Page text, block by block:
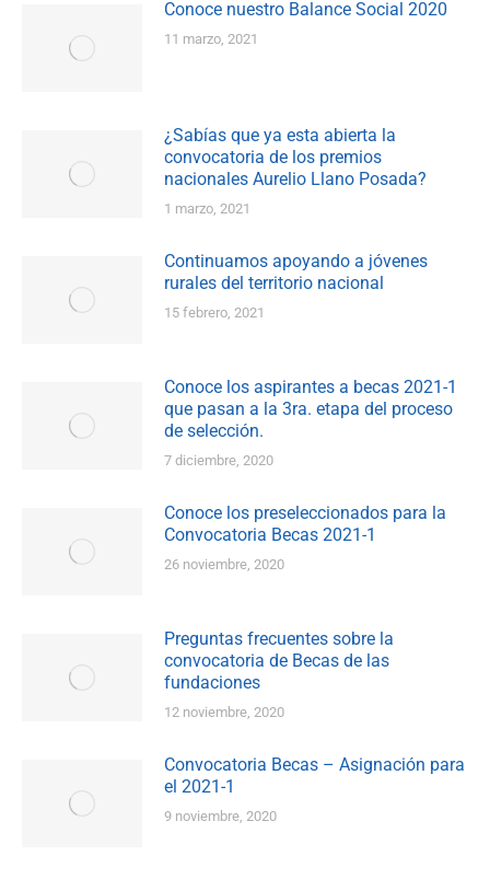
Conoce nuestro Balance Social 2020
11 marzo, 2021
¿Sabías que ya esta abierta la
convocatoria de los premios
nacionales Aurelio Llano Posada?
1 marzo, 2021
Continuamos apoyando a jóvenes
rurales del territorio nacional
15 febrero, 2021
Conoce los aspirantes a becas 2021-1
que pasan a la 3ra. etapa del proceso
de selección.
7 diciembre, 2020
Conoce los preseleccionados para la
Convocatoria Becas 2021-1
26 noviembre, 2020
Preguntas frecuentes sobre la
convocatoria de Becas de las
fundaciones
12 noviembre, 2020
Convocatoria Becas – Asignación para
el 2021-1
9 noviembre, 2020